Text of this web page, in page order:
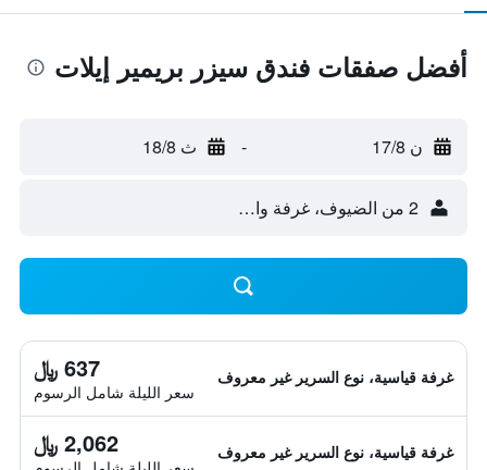
أفضل صفقات فندق سيزر بريمير إيلات
ن 17/8 - ث 18/8
2 من الضيوف، غرفة واحدة
غرفة قياسية، نوع السرير غير معروف 637 ﷼
سعر الليلة شامل الرسوم
غرفة قياسية، نوع السرير غير معروف 2,062 ﷼